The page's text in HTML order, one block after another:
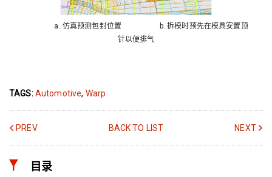
a. 仿真预测包封位置 b. 拆模时预先在模具安置顶
针以便排气
TAGS:Automotive, Warp
PREV BACK TO LIST NEXT
目录